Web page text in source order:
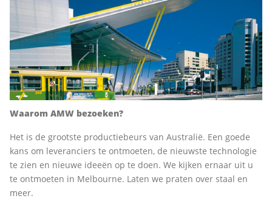
Waarom AMW bezoeken?
Het is de grootste productiebeurs van Australië. Een goede
kans om leveranciers te ontmoeten, de nieuwste technologie
te zien en nieuwe ideeën op te doen. We kijken ernaar uit u
te ontmoeten in Melbourne. Laten we praten over staal en
meer.